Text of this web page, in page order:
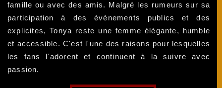
famille ou avec des amis. Malgré les rumeurs sur sa
participation à des événements publics et des
explicites, Tonya reste une femme élégante, humble
et accessible. C'est l'une des raisons pour lesquelles
les fans l'adorent et continuent à la suivre avec
passion.